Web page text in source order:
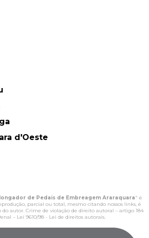
d'Oeste
de Pedais de Embreagem Araraquara" é
parcial ou total, mesmo citando nossos links, é
autor. Crime de violação de direito autoral – artigo 184
– Lei 9610/98 - Lei de direitos autorais.